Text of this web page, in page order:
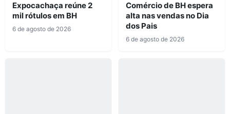
Expocachaça reúne 2
mil rótulos em BH
6 de agosto de 2026
Comércio de BH espera
alta nas vendas no Dia
dos Pais
6 de agosto de 2026